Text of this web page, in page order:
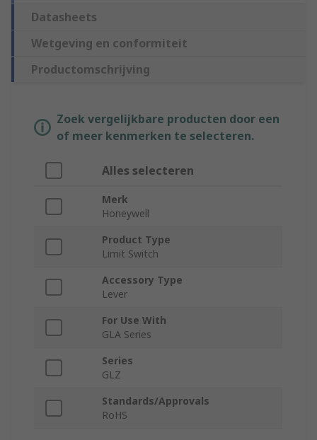
Datasheets
Wetgeving en conformiteit
Productomschrijving
Zoek vergelijkbare producten door een
of meer kenmerken te selecteren.
Alles selecteren
Merk
Honeywell
Product Type
Limit Switch
Accessory Type
Lever
For Use With
GLA Series
Series
GLZ
Standards/Approvals
RoHS